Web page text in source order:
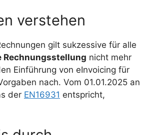
verstehen
gilt sukzessive für alle
Rechnungsstellung nicht mehr
Einführung von eInvoicing für
nach. Vom 01.01.2025 an
der EN16931 entspricht,